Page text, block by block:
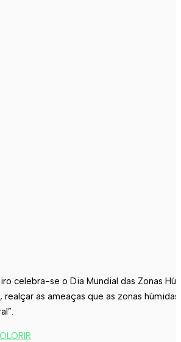
celebra-se o Dia Mundial das Zonas
realçar as ameaças que as zonas